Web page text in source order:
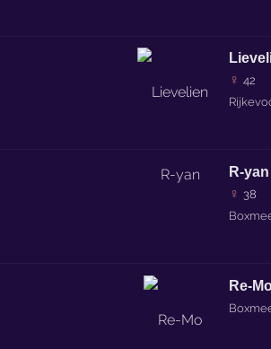
♀ 42
R-yan
♀ 38
Re-